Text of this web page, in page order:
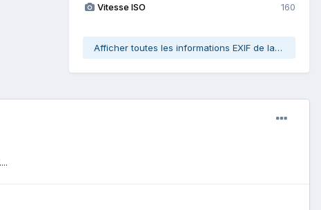
Vitesse ISO 160
Afficher toutes les informations EXIF de la photo